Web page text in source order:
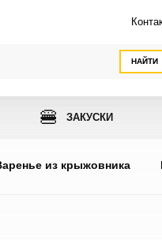
НАЙТИ
🍔 ЗАКУСКИ
из крыжовника